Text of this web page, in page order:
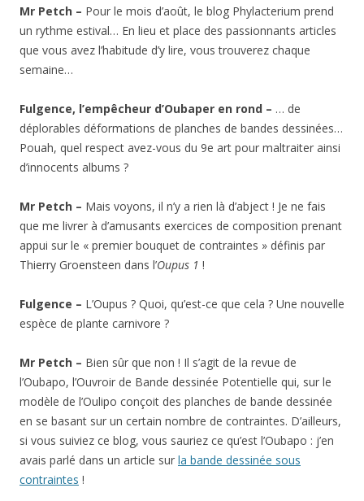
Mr Petch – Pour le mois d’août, le blog Phylacterium prend
un rythme estival… En lieu et place des passionnants articles
que vous avez l’habitude d’y lire, vous trouverez chaque
semaine…
Fulgence, l’empêcheur d’Oubaper en rond – … de
déplorables déformations de planches de bandes dessinées…
Pouah, quel respect avez-vous du 9e art pour maltraiter ainsi
d’innocents albums ?
Mr Petch – Mais voyons, il n’y a rien là d’abject ! Je ne fais
que me livrer à d’amusants exercices de composition prenant
appui sur le « premier bouquet de contraintes » définis par
Thierry Groensteen dans l’Oupus 1 !
Fulgence – L’Oupus ? Quoi, qu’est-ce que cela ? Une nouvelle
espèce de plante carnivore ?
Mr Petch – Bien sûr que non ! Il s’agit de la revue de
l’Oubapo, l’Ouvroir de Bande dessinée Potentielle qui, sur le
modèle de l’Oulipo conçoit des planches de bande dessinée
en se basant sur un certain nombre de contraintes. D’ailleurs,
si vous suiviez ce blog, vous sauriez ce qu’est l’Oubapo : j’en
avais parlé dans un article sur la bande dessinée sous
contraintes !